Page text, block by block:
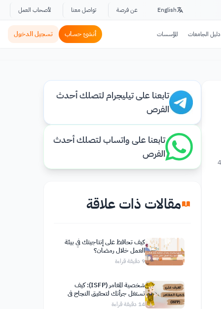
English عن فرصة تواصل معنا لأصحاب العمل
دليل الجامعات المؤسسات أنشئ حساب تسجيل الدخول
تابعنا على تيليجرام لتصلك أحدث
الفرص
تابعنا على واتساب لتصلك أحدث
الفرص
مقالات ذات علاقة
كيف تحافظ على إنتاجيتك في بيئة
العمل خلال رمضان؟
9 دقيقة قراءة
شخصية المغامر (ISFP): كيف
تستغل جرأتك لتحقيق النجاح في
حياتك
14 دقيقة قراءة